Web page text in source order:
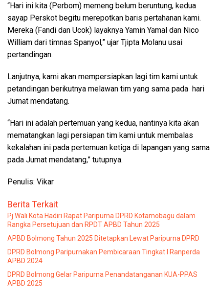
“Hari ini kita (Perbom) memeng belum beruntung, kedua
sayap Perskot begitu merepotkan baris pertahanan kami.
Mereka (Fandi dan Ucok) layaknya Yamin Yamal dan Nico
William dari timnas Spanyol,” ujar Tjipta Molanu usai
pertandingan.
Lanjutnya, kami akan mempersiapkan lagi tim kami untuk
petandingan berikutnya melawan tim yang sama pada hari
Jumat mendatang.
“Hari ini adalah pertemuan yang kedua, nantinya kita akan
mematangkan lagi persiapan tim kami untuk membalas
kekalahan ini pada pertemuan ketiga di lapangan yang sama
pada Jumat mendatang,” tutupnya.
Penulis: Vikar
Berita Terkait
Pj Wali Kota Hadiri Rapat Paripurna DPRD Kotamobagu dalam
Rangka Persetujuan dan RPDT APBD Tahun 2025
APBD Bolmong Tahun 2025 Ditetapkan Lewat Paripurna DPRD
DPRD Bolmong Paripurnakan Pembicaraan Tingkat I Ranperda
APBD 2024
DPRD Bolmong Gelar Paripurna Penandatanganan KUA-PPAS
APBD 2025